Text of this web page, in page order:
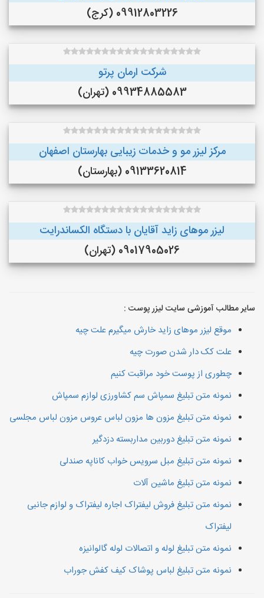
09912803226 (کرج)
شرکت ارمان پرتو
09934885583 (تهران)
مرکز لیزر مو و خدمات زیبایی بهارستان اصفهان
09133620814 (بهارستان)
لیزر موهای زاید آقایان با دستگاه الکساندرایت
09017905026 (تهران)
سایر مطالب آموزشی سایت لیزر پوست :
موقع لیزر موهای زاید خارش میگیرم علت چیه
علت کک دار شدن صورت چیه
چطوری از پوست خود مراقبت کنیم
نمونه متن تبلیغ سمپاش سم کشاورزی لوازم سمپاش
نمونه متن تبلیغ مزون ها مزون لباس عروس مزون لباس مجلسی
نمونه متن تبلیغ دوربین مداربسته دزدگیر
نمونه متن تبلیغ مبل سرویس خواب کاناپه صندلی
نمونه متن تبلیغ ماشین آلات
نمونه متن تبلیغ فروش لیفتراک اجاره لیفتراک و لوازم جانبی
لیفتراک
نمونه متن تبلیغ لوله و اتصالات لوله گالوانیزه
نمونه متن تبلیغ لباس پوشاک کیف کفش جوراب